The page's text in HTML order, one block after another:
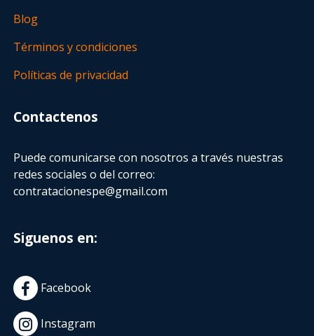
Blog
Términos y condiciones
Políticas de privacidad
Contactenos
Puede comunicarse con nosotros a través nuestras
redes sociales o del correo:
contratacionespe@gmail.com
Siguenos en:
Facebook
Instagram